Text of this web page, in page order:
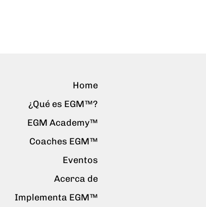
Home
¿Qué es EGM™?
EGM Academy™
Coaches EGM™
Eventos
Acerca de
Implementa EGM™